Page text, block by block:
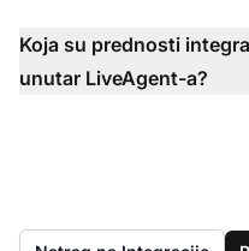
Koja su prednosti
unutar LiveAgent-a?